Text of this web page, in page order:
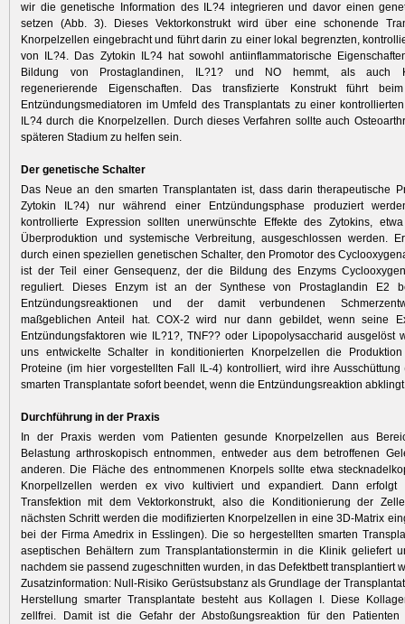
wir die genetische Information des IL?4 integrieren und davor einen
setzen (Abb. 3). Dieses Vektorkonstrukt wird über eine schonende
Knorpelzellen eingebracht und führt darin zu einer lokal begrenzten,
von IL?4. Das Zytokin IL?4 hat sowohl antiinflammatorische
Bildung von Prostaglandinen, IL?1? und NO hemmt, als auch
regenerierende Eigenschaften. Das transfizierte Konstrukt führt
Entzündungsmediatoren im Umfeld des Transplantats zu einer
IL?4 durch die Knorpelzellen. Durch dieses Verfahren sollte auch
späteren Stadium zu helfen sein.
Der genetische Schalter
Das Neue an den smarten Transplantaten ist, dass darin therapeutische
Zytokin IL?4) nur während einer Entzündungsphase produziert
kontrollierte Expression sollten unerwünschte Effekte des Zytokins,
Überproduktion und systemische Verbreitung, ausgeschlossen werden.
durch einen speziellen genetischen Schalter, den Promotor des
ist der Teil einer Gensequenz, der die Bildung des Enzyms
reguliert. Dieses Enzym ist an der Synthese von Prostaglandin E2
Entzündungsreaktionen und der damit verbundenen
maßgeblichen Anteil hat. COX-2 wird nur dann gebildet, wenn seine
Entzündungsfaktoren wie IL?1?, TNF?? oder Lipopolysaccharid ausgelöst
uns entwickelte Schalter in konditionierten Knorpelzellen die Produktion
Proteine (im hier vorgestellten Fall IL-4) kontrolliert, wird ihre
smarten Transplantate sofort beendet, wenn die Entzündungsreaktion
Durchführung in der Praxis
In der Praxis werden vom Patienten gesunde Knorpelzellen aus
Belastung arthroskopisch entnommen, entweder aus dem betroffenen
anderen. Die Fläche des entnommenen Knorpels sollte etwa
Knorpellzellen werden ex vivo kultiviert und expandiert. Dann erfolgt
Transfektion mit dem Vektorkonstrukt, also die Konditionierung der
nächsten Schritt werden die modifizierten Knorpelzellen in eine 3D-Matrix
bei der Firma Amedrix in Esslingen). Die so hergestellten smarten
aseptischen Behältern zum Transplantationstermin in die Klinik geliefert
nachdem sie passend zugeschnitten wurden, in das Defektbett transplantiert
Zusatzinformation: Null-Risiko Gerüstsubstanz als Grundlage der
Herstellung smarter Transplantate besteht aus Kollagen I. Diese
zellfrei. Damit ist die Gefahr der Abstoßungsreaktion für den